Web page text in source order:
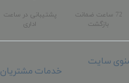
پشتیبانی در ساعت
اداری
72 ساعت ضمانت
بازگشت
خدمات مشتریان
سایت